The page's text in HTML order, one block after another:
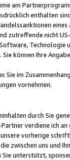
am
enthalten
eines
zutreffende nicht
Technologie
können Ihre
Sie im
vornehmen.
durch Sie
verdiene ich
vorherige
zwischen uns und
Sie unterstützt,